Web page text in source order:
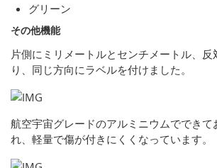
グリーン
その他機能
片側にミリメートルとセンチメートル、
り、同じ方向にラベルを付けました。
航空宇宙グレードのアルミニウムでできて
れ、軽量で傷が付きにくくなっています。